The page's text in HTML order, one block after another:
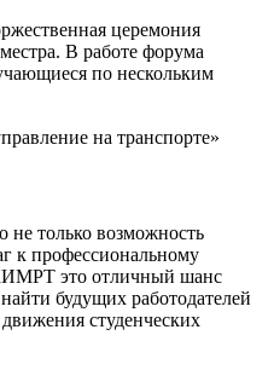
церемония
В работе форума
по нескольким
на транспорте»
только возможность
к профессиональному
это отличный шанс
будущих работодателей
студенческих